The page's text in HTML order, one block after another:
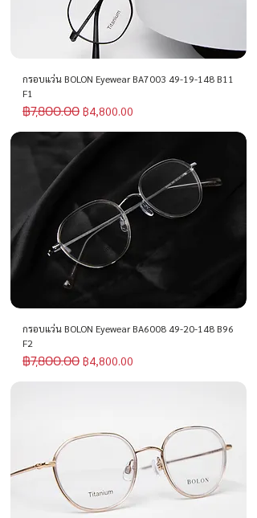
กรอบแว่น BOLON Eyewear BA7003 49-19-148 B11
F1
ราคาปกติ
฿7,800.00 ราคาขายลด
฿4,800.00
กรอบแว่น BOLON Eyewear BA6008 49-20-148 B96
F2
ราคาปกติ
฿7,800.00 ราคาขายลด
฿4,800.00